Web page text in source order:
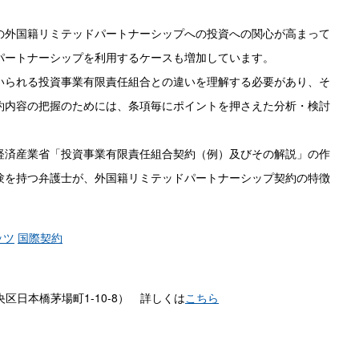
国籍リミテッドパートナーシップへの投資への関心が高まって
トナーシップを利用するケースも増加しています。
れる投資事業有限責任組合との違いを理解する必要があり、そ
容の把握のためには、条項毎にポイントを押さえた分析・検討
産業省「投資事業有限責任組合契約（例）及びその解説」の作
持つ弁護士が、外国籍リミテッドパートナーシップ契約の特徴
国際契約
区日本橋茅場町1-10-8） 詳しくはこちら